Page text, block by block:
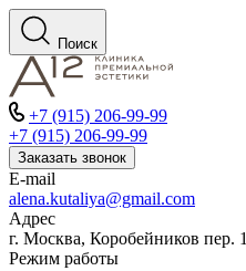
Поиск
+7 (915) 206-99-99
+7 (915) 206-99-99
Заказать звонок
E-mail
alena.kutaliya@gmail.com
Адрес
г. Москва, Коробейников пер. 1
Режим работы